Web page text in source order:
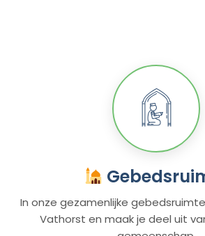
In onze gezamenlijke
Vathorst en maak je deel uit